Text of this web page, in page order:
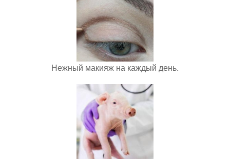
Нежный макияж на каждый день.